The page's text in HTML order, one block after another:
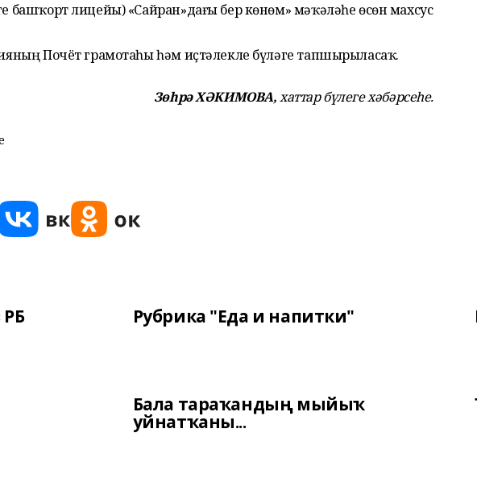
башҡорт лицейы) «Сайран»дағы бер көнөм» мәҡәләһе өсөн махсус
Почёт грамотаһы һәм иҫтәлекле бүләге тапшырыласаҡ.
Зөһрә ХӘКИМОВА,хаттар бүлеге хәбәрсеһе.
Рубрика "Еда и напитки"
Бала тараҡандың мыйыҡ
уйнатҡаны...